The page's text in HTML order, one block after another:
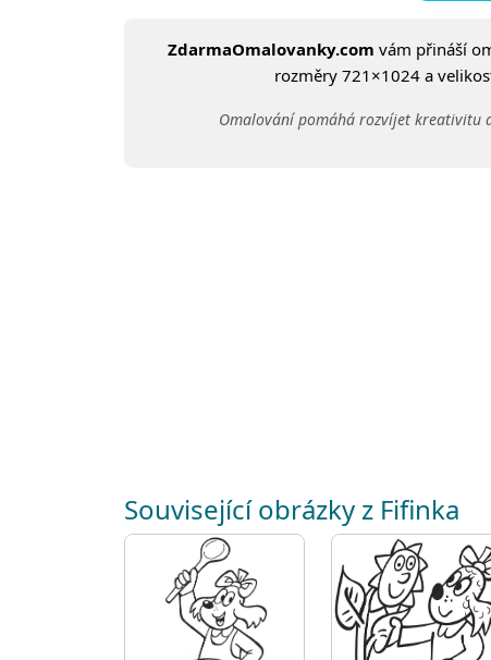
ZdarmaOmalovanky.com vám přináší
rozměry 721×1024 a
Omalování pomáhá rozvíjet kreativitu
Související obrázky z Fifinka